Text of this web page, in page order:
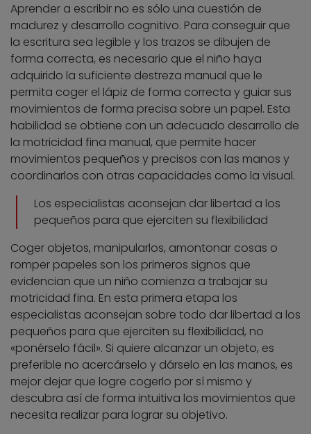
Aprender a escribir no es sólo una cuestión de
madurez y desarrollo cognitivo. Para conseguir que
la escritura sea legible y los trazos se dibujen de
forma correcta, es necesario que el niño haya
adquirido la suficiente destreza manual que le
permita coger el lápiz de forma correcta y guiar sus
movimientos de forma precisa sobre un papel. Esta
habilidad se obtiene con un adecuado desarrollo de
la motricidad fina manual, que permite hacer
movimientos pequeños y precisos con las manos y
coordinarlos con otras capacidades como la visual.
Los especialistas aconsejan dar libertad a los
pequeños para que ejerciten su flexibilidad
Coger objetos, manipularlos, amontonar cosas o
romper papeles son los primeros signos que
evidencian que un niño comienza a trabajar su
motricidad fina. En esta primera etapa los
especialistas aconsejan sobre todo dar libertad a los
pequeños para que ejerciten su flexibilidad, no
«ponérselo fácil». Si quiere alcanzar un objeto, es
preferible no acercárselo y dárselo en las manos, es
mejor dejar que logre cogerlo por sí mismo y
descubra así de forma intuitiva los movimientos que
necesita realizar para lograr su objetivo.